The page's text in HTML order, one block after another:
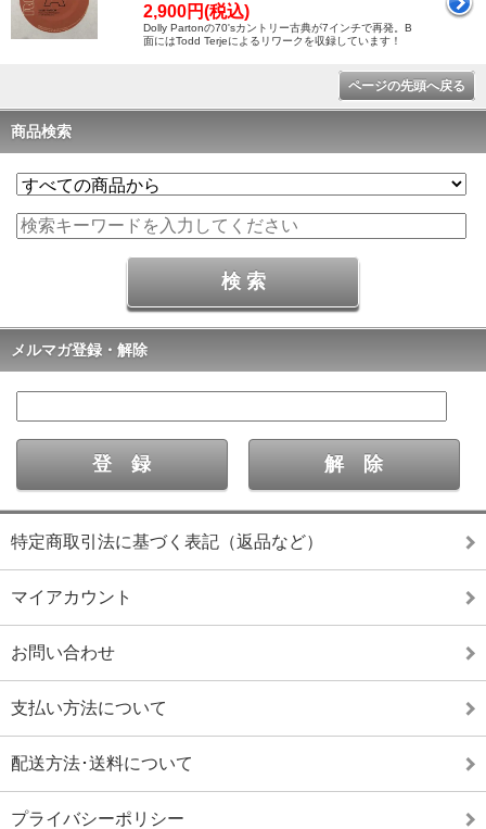
2,900円(税込)
Dolly Partonの70'sカントリー古典が7インチで再発。B
面にはTodd Terjeによるリワークを収録しています！
ページの先頭へ戻る
商品検索
メルマガ登録・解除
特定商取引法に基づく表記（返品など）
マイアカウント
お問い合わせ
支払い方法について
配送方法･送料について
プライバシーポリシー